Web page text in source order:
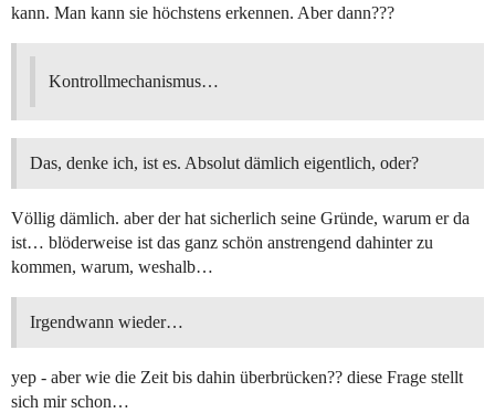
kann. Man kann sie höchstens erkennen. Aber dann???
Kontrollmechanismus…
Das, denke ich, ist es. Absolut dämlich eigentlich, oder?
Völlig dämlich. aber der hat sicherlich seine Gründe, warum er da
ist… blöderweise ist das ganz schön anstrengend dahinter zu
kommen, warum, weshalb…
Irgendwann wieder…
yep - aber wie die Zeit bis dahin überbrücken?? diese Frage stellt
sich mir schon…